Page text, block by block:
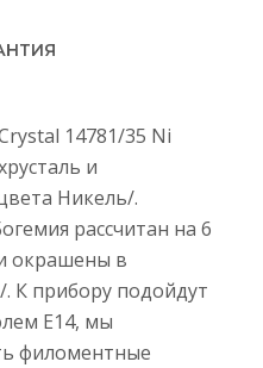
14781/35 Ni
и
Никель/.
рассчитан на 6
окрашены в
К прибору подойдут
E14, мы
филоментные